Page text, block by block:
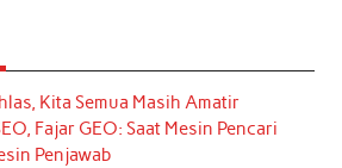
Kita Semua Masih Amatir
Fajar GEO: Saat Mesin Pencari
Penjawab